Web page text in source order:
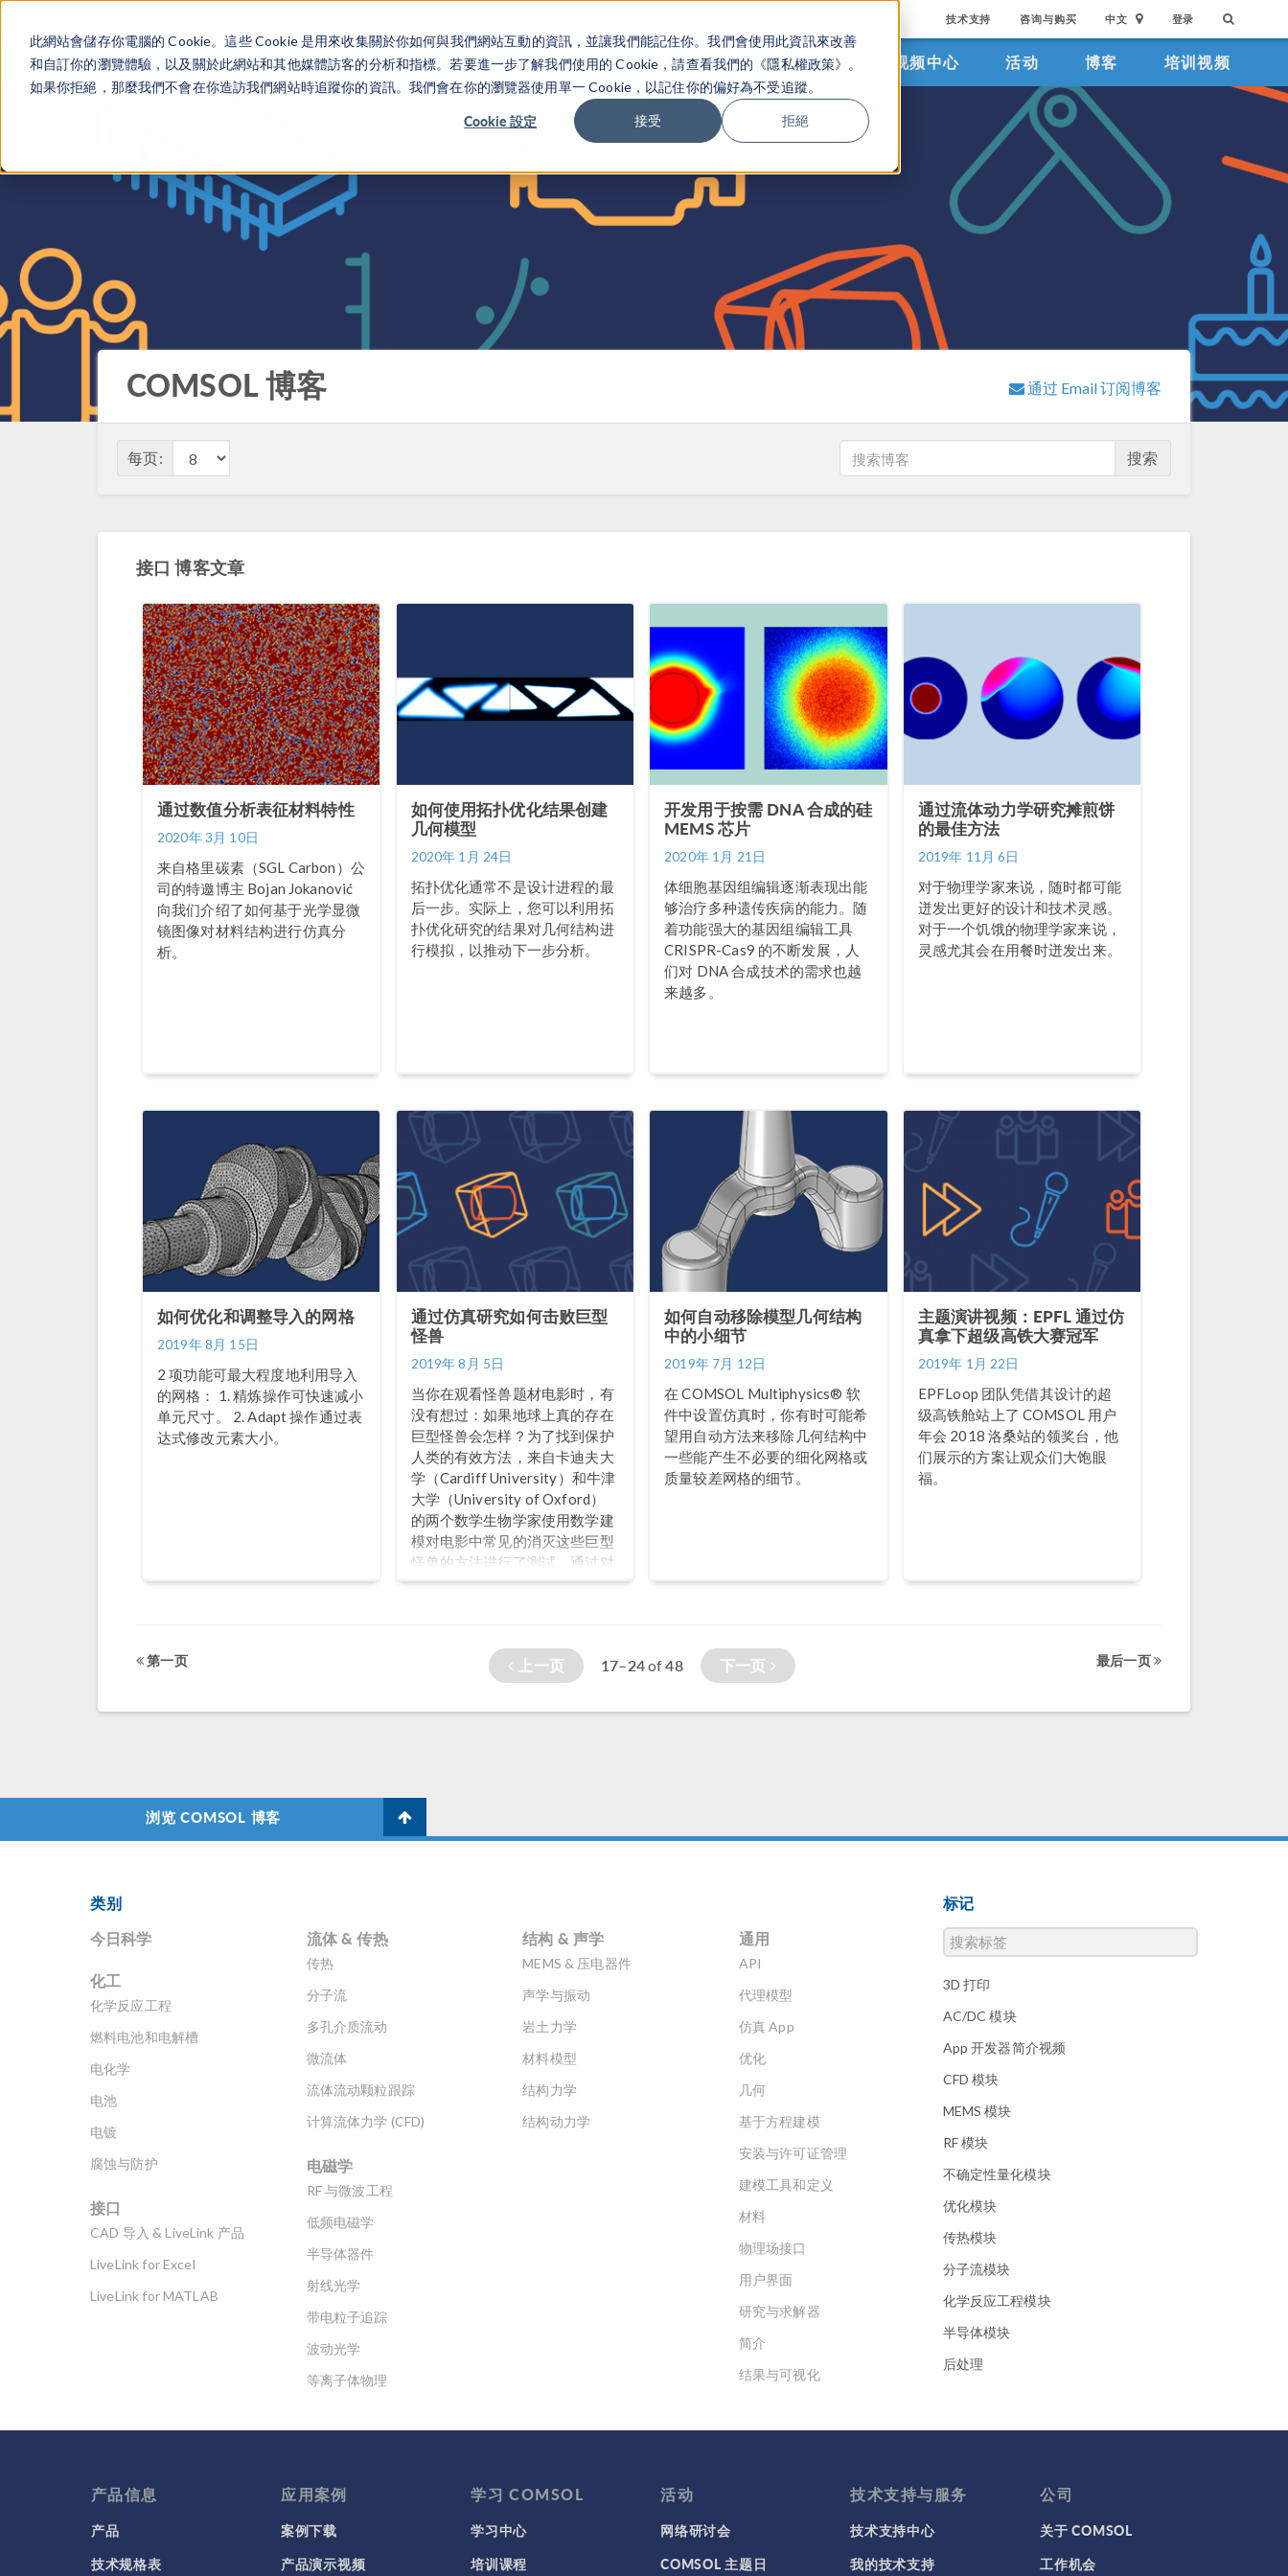
此網站會儲存你電腦的 Cookie。這些 Cookie 是用來收集關於你如何與我們網站互動的資訊，並讓我們能記住你。我們會使用此資訊來改善
和自訂你的瀏覽體驗，以及關於此網站和其他媒體訪客的分析和指標。若要進一步了解我們使用的 Cookie，請查看我們的《隱私權政策》。
如果你拒絕，那麼我們不會在你造訪我們網站時追蹤你的資訊。我們會在你的瀏覽器使用單一 Cookie，以記住你的偏好為不受追蹤。
Cookie 設定 接受 拒絕
技术支持 咨询与购买 中文 登录
产品 行业应用 视频中心 活动 博客 培训视频
COMSOL 博客 通过 Email 订阅博客
每页: 搜索
接口 博客文章
通过数值分析表征材料特性
2020年 3月 10日
来自格里碳素（SGL Carbon）公
司的特邀博主 Bojan Jokanović
向我们介绍了如何基于光学显微
镜图像对材料结构进行仿真分
析。
如何使用拓扑优化结果创建
几何模型
2020年 1月 24日
拓扑优化通常不是设计进程的最
后一步。实际上，您可以利用拓
扑优化研究的结果对几何结构进
行模拟，以推动下一步分析。
开发用于按需 DNA 合成的硅
MEMS 芯片
2020年 1月 21日
体细胞基因组编辑逐渐表现出能
够治疗多种遗传疾病的能力。随
着功能强大的基因组编辑工具
CRISPR-Cas9 的不断发展，人
们对 DNA 合成技术的需求也越
来越多。
通过流体动力学研究摊煎饼
的最佳方法
2019年 11月 6日
对于物理学家来说，随时都可能
迸发出更好的设计和技术灵感。
对于一个饥饿的物理学家来说，
灵感尤其会在用餐时迸发出来。
如何优化和调整导入的网格
2019年 8月 15日
2 项功能可最大程度地利用导入
的网格： 1. 精炼操作可快速减小
单元尺寸。 2. Adapt 操作通过表
达式修改元素大小。
通过仿真研究如何击败巨型
怪兽
2019年 8月 5日
当你在观看怪兽题材电影时，有
没有想过：如果地球上真的存在
巨型怪兽会怎样？为了找到保护
人类的有效方法，来自卡迪夫大
学（Cardiff University）和牛津
大学（University of Oxford）
的两个数学生物学家使用数学建
模对电影中常见的消灭这些巨型
怪兽的方法进行了测试。通过对
仿真结果的分析，他们还进一步
何消灭巨型怪兽 一个科学考察队
在探索马里亚纳海沟（Mariana
Trench）深处时，意外地从温跃
层的裂缝中释放了一只史前巨鲨
事中，一头体型庞大的大白鲨用
它锋利的牙齿威胁度假岛上的人
类……直到主角将它击败送回海
德角海岸附近。在真实世界中，
近年来鲨鱼的数量一直在迅速增
比电影中展现的要少得多，但当
人们看到海滩上出现大量背鳍
竟是什么原因导致这么多的大白
鲨靠近海岸呢？ 大白鲨。图片由
过 Wikimedia Commons 在 CC
鱼数量也随之增多。 一些人提议
使问题变得更加严重。如何预测
选择会带来意想不到的后果呢？
其中一种方法就是运用数学方法
如何自动移除模型几何结构
中的小细节
2019年 7月 12日
在 COMSOL Multiphysics® 软
件中设置仿真时，你有时可能希
望用自动方法来移除几何结构中
一些能产生不必要的细化网格或
质量较差网格的细节。
主题演讲视频：EPFL 通过仿
真拿下超级高铁大赛冠军
2019年 1月 22日
EPFLoop 团队凭借其设计的超
级高铁舱站上了 COMSOL 用户
年会 2018 洛桑站的领奖台，他
们展示的方案让观众们大饱眼
福。
第一页 上一页 17–24of48 下一页 最后一页
浏览 COMSOL 博客
类别
今日科学
化工
化学反应工程
燃料电池和电解槽
电化学
电池
电镀
腐蚀与防护
接口
CAD 导入 & LiveLink 产品
LiveLink for Excel
LiveLink for MATLAB
流体 & 传热
传热
分子流
多孔介质流动
微流体
流体流动颗粒跟踪
计算流体力学 (CFD)
电磁学
RF 与微波工程
低频电磁学
半导体器件
射线光学
带电粒子追踪
波动光学
等离子体物理
结构 & 声学
MEMS & 压电器件
声学与振动
岩土力学
材料模型
结构力学
结构动力学
通用
API
代理模型
仿真 App
优化
几何
基于方程建模
安装与许可证管理
建模工具和定义
材料
物理场接口
用户界面
研究与求解器
简介
结果与可视化
标记
3D 打印
AC/DC 模块
App 开发器简介视频
CFD 模块
MEMS 模块
RF 模块
不确定性量化模块
优化模块
传热模块
分子流模块
化学反应工程模块
半导体模块
后处理
地热能系列
复合材料模块
产品信息
产品
技术规格表
应用案例
案例下载
产品演示视频
学习 COMSOL
学习中心
培训课程
活动
网络研讨会
COMSOL 主题日
技术支持与服务
技术支持中心
我的技术支持
公司
关于 COMSOL
工作机会